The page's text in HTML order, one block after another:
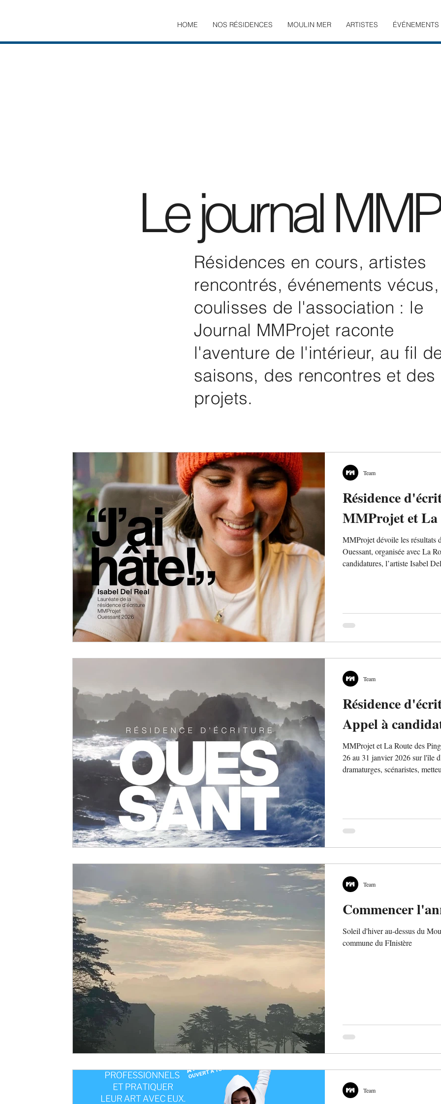
HOME NOS RÉSIDENCES MOULIN MER ARTISTES ÉVÉNEMENTS
Le journal
Résidences en cours, artistes
rencontrés, événements vécus,
coulisses de l'association : le
Journal MMProjet raconte
l'aventure de l'intérieur, au fil
saisons, des rencontres et des
projets.
Résidence
MMProjet et La
MMProjet dévoile les résultats
Ouessant, organisée avec La
candidatures, l’artiste Isabel
Team
Résidence
Appel à
MMProjet et La Route des
26 au 31 janvier 2026 sur l'île
dramaturges, scénaristes,
résidence.
Team
Commencer
Soleil d'hiver au-dessus du
commune du FInistère
Team
Team